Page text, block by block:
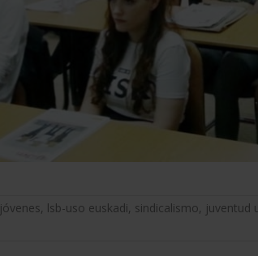
jóvenes, lsb-uso euskadi, sindicalismo, juventud